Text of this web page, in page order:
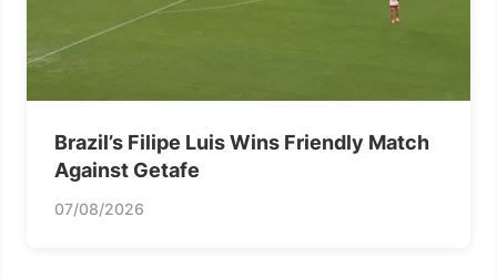
Brazil’s Filipe Luis Wins Friendly Match
Against Getafe
07/08/2026